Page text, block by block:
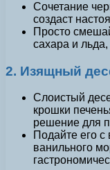
Сочетание
создаст
Просто
сахара и
2. Изящный
Слоистый
крошки
решение для
Подайте его
ванильного